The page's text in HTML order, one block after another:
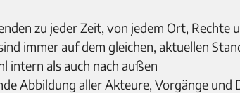
zu jeder Zeit, von jedem Ort, Rechte
immer auf dem gleichen, aktuellen
intern als auch nach außen
Abbildung aller Akteure, Vorgänge und